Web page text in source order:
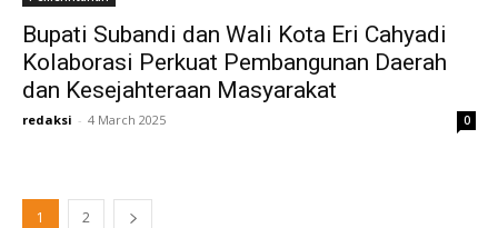
Bupati Subandi dan Wali Kota Eri Cahyadi
Kolaborasi Perkuat Pembangunan Daerah
dan Kesejahteraan Masyarakat
redaksi - 4 March 2025 0
1 2